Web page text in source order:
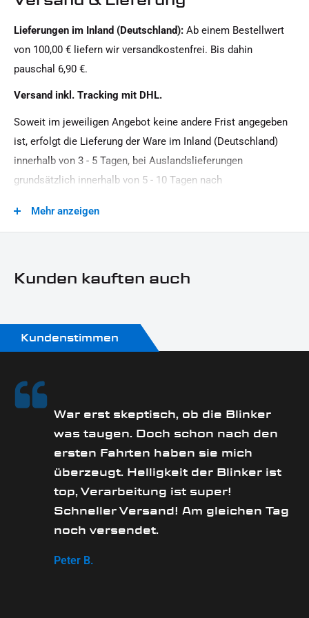
Oberfläche:
Pulverbeschichtet
Motorschutz, Bugspoiler
Lieferungen im Inland (Deutschland): Ab einem Bestellwert
von 100,00 € liefern wir versandkostenfrei. Bis dahin
pauschal 6,90 €.
Versand inkl. Tracking mit DHL.
Soweit im jeweiligen Angebot keine andere Frist angegeben
ist, erfolgt die Lieferung der Ware im Inland (Deutschland)
innerhalb von 3 - 5 Tagen, bei Auslandslieferungen
grundsätzlich innerhalb von 5 - 10 Tagen nach
Zeitpunkt Ihrer Zahlungsanweisung).Beachten Sie, dass an
Mehr anzeigen
Kunden kauften auch
Kundenstimmen
War erst skeptisch, ob die Blinker
was taugen. Doch schon nach den
ersten Fahrten haben sie mich
überzeugt. Helligkeit der Blinker ist
top, Verarbeitung ist super!
Schneller Versand! Am gleichen Tag
noch versendet.
Peter B.